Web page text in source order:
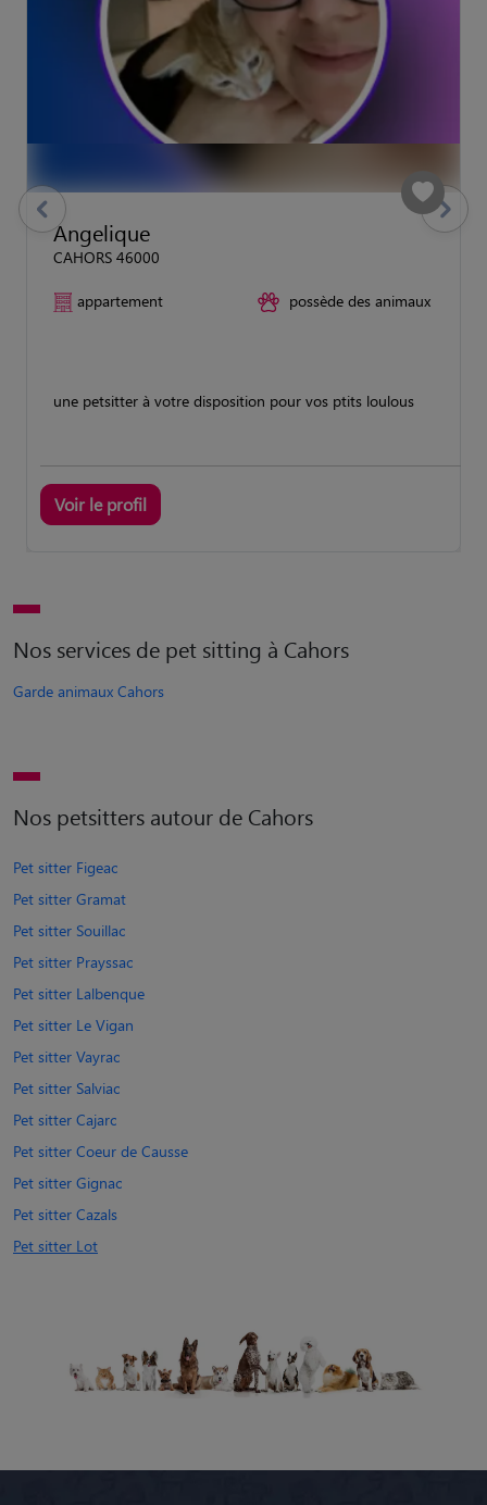
Angelique
CAHORS 46000
appartement possède des animaux
une petsitter à votre disposition pour vos ptits loulous
Voir le profil
previous Suivant
Nos services de pet sitting à Cahors
Garde animaux Cahors
Nos petsitters autour de Cahors
Pet sitter Figeac
Pet sitter Gramat
Pet sitter Souillac
Pet sitter Prayssac
Pet sitter Lalbenque
Pet sitter Le Vigan
Pet sitter Vayrac
Pet sitter Salviac
Pet sitter Cajarc
Pet sitter Coeur de Causse
Pet sitter Gignac
Pet sitter Cazals
Pet sitter Lot